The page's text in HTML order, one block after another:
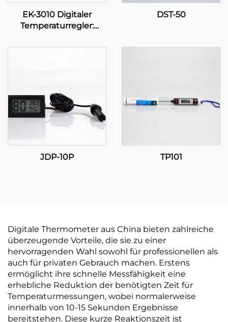
EK-3010 Digitaler
Temperaturregler:
DST-50
JDP-10P TP101
Digitale Thermometer aus China bieten zahlreiche
überzeugende Vorteile, die sie zu einer
hervorragenden Wahl sowohl für professionellen als
auch für privaten Gebrauch machen. Erstens
ermöglicht ihre schnelle Messfähigkeit eine
erhebliche Reduktion der benötigten Zeit für
Temperaturmessungen, wobei normalerweise
innerhalb von 10-15 Sekunden Ergebnisse
bereitstehen. Diese kurze Reaktionszeit ist